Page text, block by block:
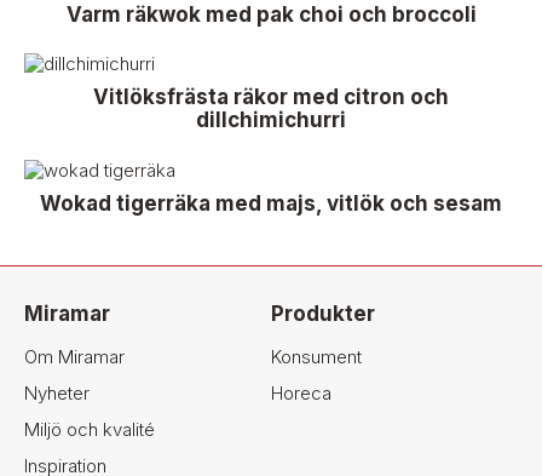
Varm räkwok med pak choi och broccoli
Vitlöksfrästa räkor med citron och
dillchimichurri
Wokad tigerräka med majs, vitlök och sesam
Miramar
Om Miramar
Nyheter
Miljö och kvalité
Inspiration
Produkter
Konsument
Horeca